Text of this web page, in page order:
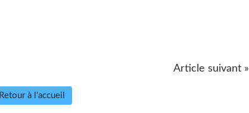
Article suivant »
Retour à l'accueil